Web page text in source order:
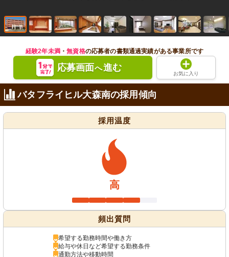
経験2年未満・無資格の応募者の書類通過実績がある事業所です
応募画面へ進む
お気に入り
バタフライヒル大森南の採用傾向
採用温度
高
頻出質問
希望する勤務時間や働き方
給与や休日など希望する勤務条件
通勤方法や移動時間